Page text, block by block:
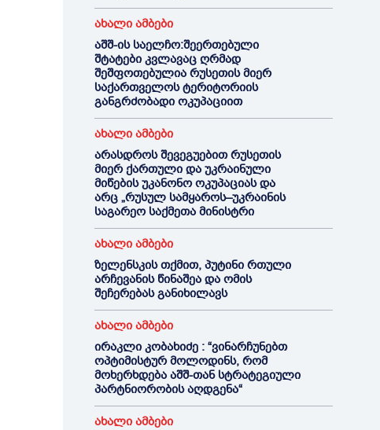
ახალი ამბები
აშშ-ის საელჩო:შეერთებული
შტატები კვლავაც ღრმად
შეშფოთებულია რუსეთის მიერ
საქართველოს ტერიტორიის
განგრძობადი ოკუპაციით
ახალი ამბები
არასდროს შევეგუებით რუსეთის
მიერ ქართული და უკრაინული
მიწების უკანონო ოკუპაციას და
არც „რუსულ სამყაროს–უკრაინის
საგარეო საქმეთა მინისტრი
ახალი ამბები
ზელენსკის თქმით, პუტინი რთული
არჩევანის წინაშეა და ომის
შეჩერებას განიხილავს
ახალი ამბები
ირაკლი კობახიძე : “ვინარჩუნებთ
ოპტიმისტურ მოლოდინს, რომ
მოხერხდება აშშ-თან სტრატეგიული
პარტნიორობის აღდგენა“
ახალი ამბები